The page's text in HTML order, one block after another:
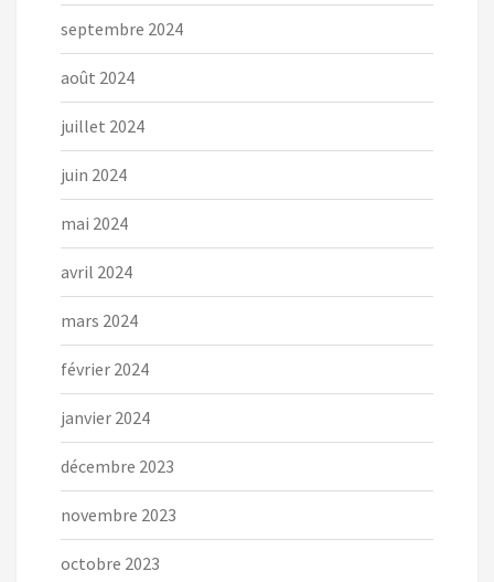
septembre 2024
août 2024
juillet 2024
juin 2024
mai 2024
avril 2024
mars 2024
février 2024
janvier 2024
décembre 2023
novembre 2023
octobre 2023